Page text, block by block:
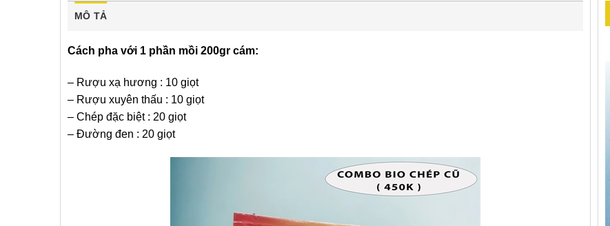
MÔ TẢ
Cách pha với 1 phần mồi 200gr cám:
– Rượu xạ hương : 10 giọt
– Rượu xuyên thấu : 10 giọt
– Chép đặc biệt : 20 giọt
– Đường đen : 20 giọt